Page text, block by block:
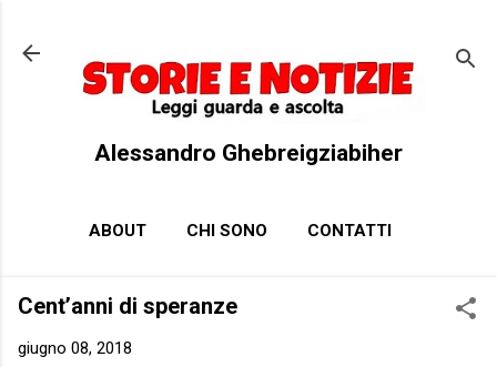
Alessandro Ghebreigziabiher
ABOUT CHI SONO CONTATTI
Cent’anni di speranze
giugno 08, 2018